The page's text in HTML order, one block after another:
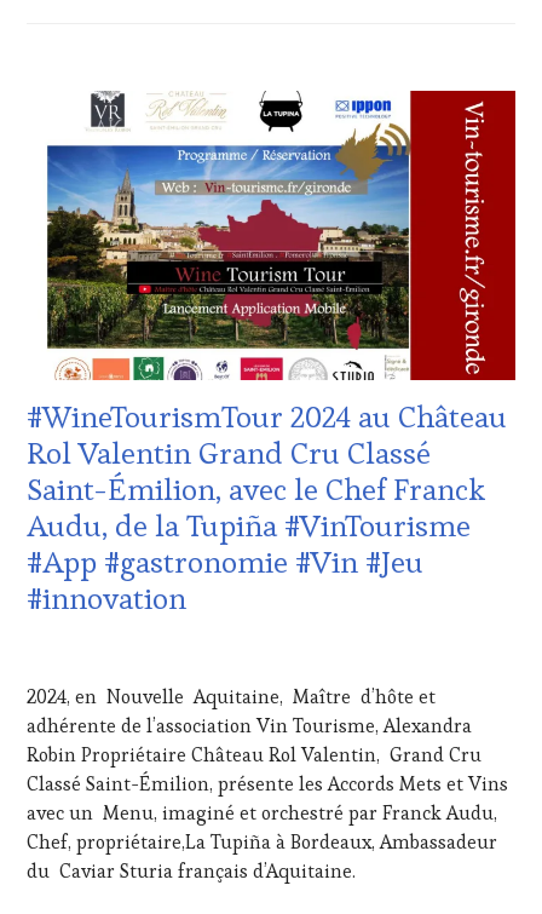
TERROIR,
RESTAURATEUR,
CHEF,
CUISINIER,
ŒNOLOGUE,
SOMMELIER,
SALONS
INTERNATIONAUX,
TASTING
MOVIE,
VIGNOBLES,
WINE
VOUCHER,
WINE
TOURISM
FAME,
TOURISM
TOUR,
WINE
TOURISM
DE
CONFORT,
CLUB
WINE
TASTING
VOUCHER,
CÔTES-
DE-
PROVENCE,
VITICOLE,
ADHÉRENT,
VIN
TOURISME
EDITION
LES
CLÉS
DU
VIN
HAUTE
GASTRONOMIE
FRANÇAISE,
INVITATIONS
DÉGUSTATIONS,
WINE
TASTING,
#WineTourismTour 2024 au Château
Rol Valentin Grand Cru Classé
Saint-Émilion, avec le Chef Franck
Audu, de la Tupiña #VinTourisme
#App #gastronomie #Vin #Jeu
#innovation
2024
2024, en Nouvelle Aquitaine, Maître d’hôte et
adhérente de l’association Vin Tourisme, Alexandra
Robin Propriétaire Château Rol Valentin, Grand Cru
Classé Saint-Émilion, présente les Accords Mets et Vins
avec un Menu, imaginé et orchestré par Franck Audu,
Chef, propriétaire,La Tupiña à Bordeaux, Ambassadeur
du Caviar Sturia français d’Aquitaine.